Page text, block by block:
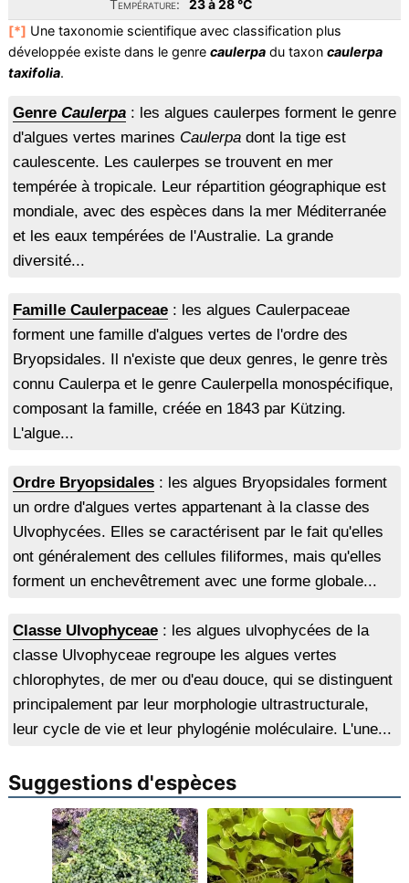
Température:
23 à 28 °C
[*] Une taxonomie scientifique avec classification plus
développée existe dans le genre caulerpadu taxon caulerpa
taxifolia.
Genre Caulerpa: les algues caulerpes forment le genre
d'algues vertes marines Caulerpadont la tige est
caulescente. Les caulerpes se trouvent en mer
tempérée à tropicale. Leur répartition géographique est
mondiale, avec des espèces dans la mer Méditerranée
et les eaux tempérées de l'Australie. La grande
diversité...
Famille Caulerpaceae: les algues Caulerpaceae
forment une famille d'algues vertes de l'ordre des
Bryopsidales. Il n'existe que deux genres, le genre très
connu Caulerpa et le genre Caulerpella monospécifique,
composant la famille, créée en 1843 par Kützing.
L'algue...
Ordre Bryopsidales: les algues Bryopsidales forment
un ordre d'algues vertes appartenant à la classe des
Ulvophycées. Elles se caractérisent par le fait qu'elles
ont généralement des cellules filiformes, mais qu'elles
forment un enchevêtrement avec une forme globale...
Classe Ulvophyceae: les algues ulvophycées de la
classe Ulvophyceae regroupe les algues vertes
chlorophytes, de mer ou d'eau douce, qui se distinguent
principalement par leur morphologie ultrastructurale,
leur cycle de vie et leur phylogénie moléculaire. L'une...
Suggestions d'espèces